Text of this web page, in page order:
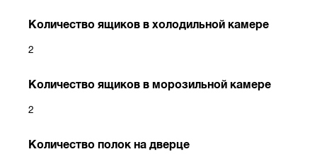
Количество ящиков в холодильной камере
2
Количество ящиков в морозильной камере
2
Количество полок на дверце